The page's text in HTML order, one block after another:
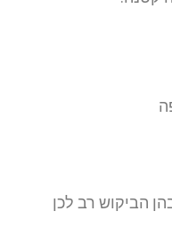
הביקוש רב לכן